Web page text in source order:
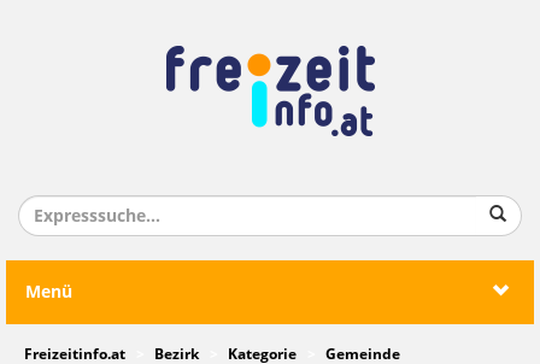
Menü
Freizeitinfo.at Bezirk Kategorie
Gemeinde